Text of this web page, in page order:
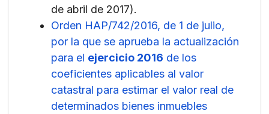
de abril de 2017).
Orden HAP/742/2016, de 1 de julio,
por la que se aprueba la actualización
para el ejercicio 2016 de los
coeficientes aplicables al valor
catastral para estimar el valor real de
determinados bienes inmuebles